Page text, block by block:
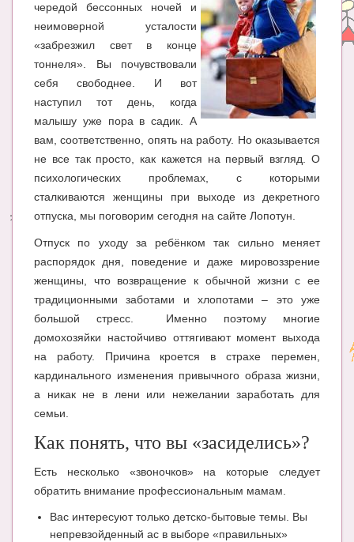
ЗДОРОВЬЕ
МОДА И КРАСОТА
СООБЩЕСТВА
БЕРЕМЕННОСТЬ
Календарь беременности
Энциклопедия
Имена. Святцы
Энциклопедия беременных
Мамина энциклопедия
СЕРВИСЫ И ПРИЛОЖЕНИЯ
Приложения для Android
Опросы
НОВОСТИ ЛОПОТУНА
чередой бессонных ночей и
неимоверной усталости
«забрезжил свет в конце
тоннеля». Вы почувствовали
себя свободнее. И вот
наступил тот день, когда
малышу уже пора в садик. А
вам, соответственно, опять на работу. Но оказывается
не все так просто, как кажется на первый взгляд. О
психологических проблемах, с которыми
сталкиваются женщины при выходе из декретного
отпуска, мы поговорим сегодня на сайте Лопотун.
Отпуск по уходу за ребёнком так сильно меняет
распорядок дня, поведение и даже мировоззрение
женщины, что возвращение к обычной жизни с ее
традиционными заботами и хлопотами – это уже
большой стресс. Именно поэтому многие
домохозяйки настойчиво оттягивают момент выхода
на работу. Причина кроется в страхе перемен,
кардинального изменения привычного образа жизни,
а никак не в лени или нежелании заработать для
семьи.
Как понять, что вы «засиделись»?
Есть несколько «звоночков» на которые следует
обратить внимание профессиональным мамам.
Вас интересуют только детско-бытовые темы. Вы
непревзойденный ас в выборе «правильных»